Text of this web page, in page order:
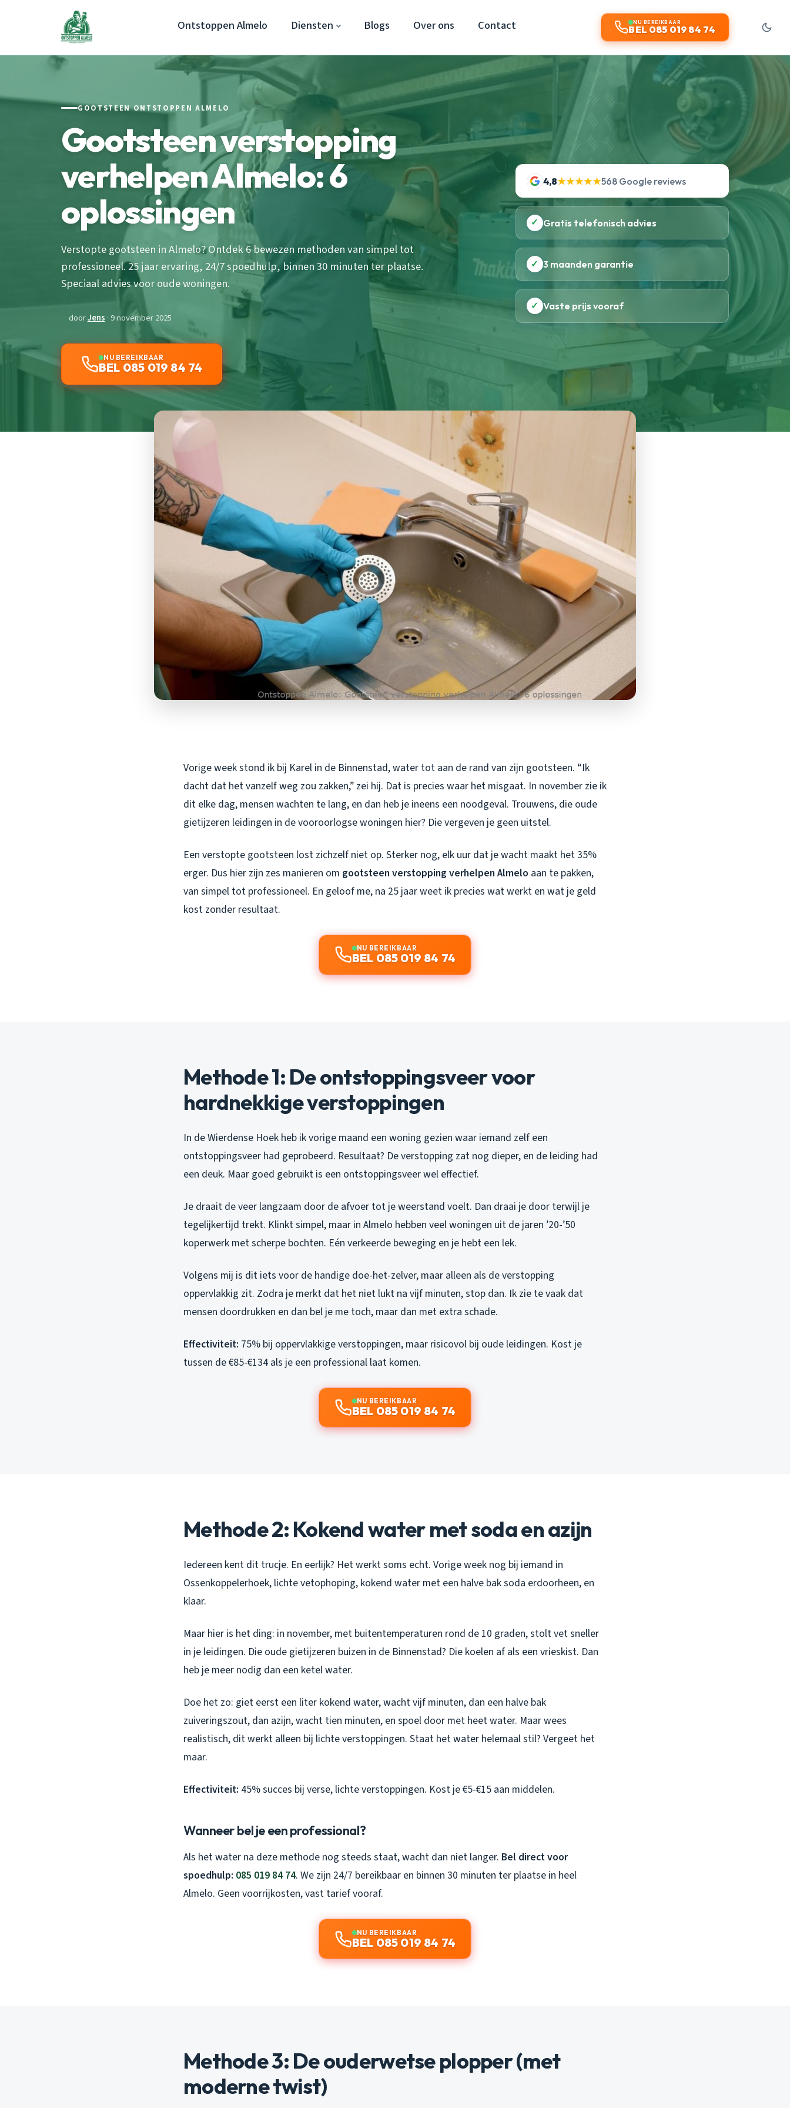
Ontstoppen Almelo Diensten Blogs Over ons Contact NU BEREIKBAAR
BEL 085 019 84 74
GOOTSTEEN ONTSTOPPEN ALMELO
Gootsteen verstopping
verhelpen Almelo: 6
oplossingen
Verstopte gootsteen in Almelo? Ontdek 6 bewezen methoden van simpel tot
professioneel. 25 jaar ervaring, 24/7 spoedhulp, binnen 30 minuten ter plaatse.
Speciaal advies voor oude woningen.
doorJens · 9 november 2025
NU BEREIKBAAR
BEL 085 019 84 74
4,8★★★★★568 Google reviews
✓ Gratis telefonisch advies
✓ 3 maanden garantie
✓ Vaste prijs vooraf
Vorige week stond ik bij Karel in de Binnenstad, water tot aan de rand van zijn gootsteen. “Ik
dacht dat het vanzelf weg zou zakken,” zei hij. Dat is precies waar het misgaat. In november zie ik
dit elke dag, mensen wachten te lang, en dan heb je ineens een noodgeval. Trouwens, die oude
gietijzeren leidingen in de vooroorlogse woningen hier? Die vergeven je geen uitstel.
Een verstopte gootsteen lost zichzelf niet op. Sterker nog, elk uur dat je wacht maakt het 35%
erger. Dus hier zijn zes manieren om gootsteen verstopping verhelpen Almelo aan te pakken,
van simpel tot professioneel. En geloof me, na 25 jaar weet ik precies wat werkt en wat je geld
kost zonder resultaat.
NU BEREIKBAAR
BEL 085 019 84 74
Methode 1: De ontstoppingsveer voor
hardnekkige verstoppingen
In de Wierdense Hoek heb ik vorige maand een woning gezien waar iemand zelf een
ontstoppingsveer had geprobeerd. Resultaat? De verstopping zat nog dieper, en de leiding had
een deuk. Maar goed gebruikt is een ontstoppingsveer wel effectief.
Je draait de veer langzaam door de afvoer tot je weerstand voelt. Dan draai je door terwijl je
tegelijkertijd trekt. Klinkt simpel, maar in Almelo hebben veel woningen uit de jaren ’20-’50
koperwerk met scherpe bochten. Eén verkeerde beweging en je hebt een lek.
Volgens mij is dit iets voor de handige doe-het-zelver, maar alleen als de verstopping
oppervlakkig zit. Zodra je merkt dat het niet lukt na vijf minuten, stop dan. Ik zie te vaak dat
mensen doordrukken en dan bel je me toch, maar dan met extra schade.
Effectiviteit: 75% bij oppervlakkige verstoppingen, maar risicovol bij oude leidingen. Kost je
tussen de €85-€134 als je een professional laat komen.
NU BEREIKBAAR
BEL 085 019 84 74
Methode 2: Kokend water met soda en azijn
Iedereen kent dit trucje. En eerlijk? Het werkt soms echt. Vorige week nog bij iemand in
Ossenkoppelerhoek, lichte vetophoping, kokend water met een halve bak soda erdoorheen, en
klaar.
Maar hier is het ding: in november, met buitentemperaturen rond de 10 graden, stolt vet sneller
in je leidingen. Die oude gietijzeren buizen in de Binnenstad? Die koelen af als een vrieskist. Dan
heb je meer nodig dan een ketel water.
Doe het zo: giet eerst een liter kokend water, wacht vijf minuten, dan een halve bak
zuiveringszout, dan azijn, wacht tien minuten, en spoel door met heet water. Maar wees
realistisch, dit werkt alleen bij lichte verstoppingen. Staat het water helemaal stil? Vergeet het
maar.
Effectiviteit: 45% succes bij verse, lichte verstoppingen. Kost je €5-€15 aan middelen.
Wanneer bel je een professional?
Als het water na deze methode nog steeds staat, wacht dan niet langer. Bel direct voor
spoedhulp: 085 019 84 74. We zijn 24/7 bereikbaar en binnen 30 minuten ter plaatse in heel
Almelo. Geen voorrijkosten, vast tarief vooraf.
NU BEREIKBAAR
BEL 085 019 84 74
Methode 3: De ouderwetse plopper (met
moderne twist)